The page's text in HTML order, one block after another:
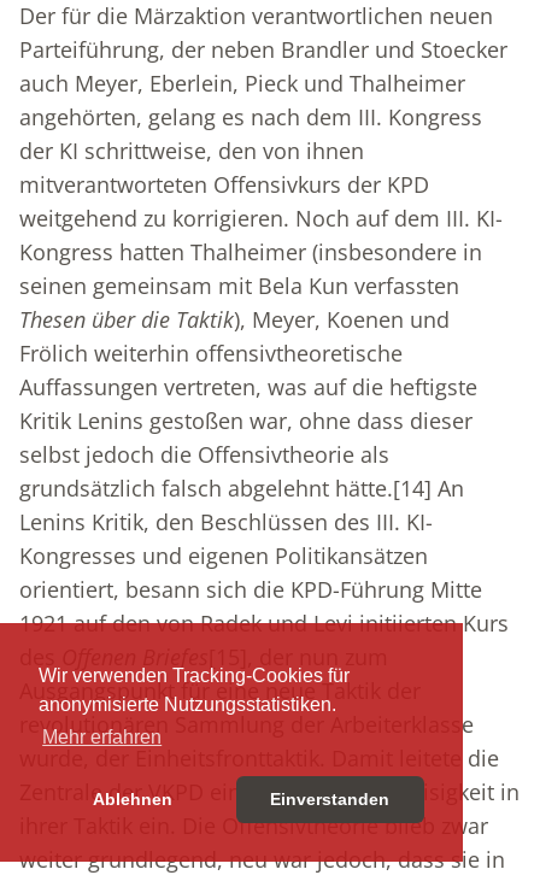
Wir verwenden Tracking-Cookies für
anonymisierte Nutzungsstatistiken.
Mehr erfahren
Ablehnen Einverstanden
Der für die Märzaktion verantwortlichen neuen
Parteiführung, der neben Brandler und Stoecker
auch Meyer, Eberlein, Pieck und Thalheimer
angehörten, gelang es nach dem III. Kongress
der KI schrittweise, den von ihnen
mitverantworteten Offensivkurs der KPD
weitgehend zu korrigieren. Noch auf dem III. KI-
Kongress hatten Thalheimer (insbesondere in
seinen gemeinsam mit Bela Kun verfassten
Thesen über die Taktik), Meyer, Koenen und
Frölich weiterhin offensivtheoretische
Auffassungen vertreten, was auf die heftigste
Kritik Lenins gestoßen war, ohne dass dieser
selbst jedoch die Offensivtheorie als
grundsätzlich falsch abgelehnt hätte.[14] An
Lenins Kritik, den Beschlüssen des III. KI-
Kongresses und eigenen Politikansätzen
orientiert, besann sich die KPD-Führung Mitte
1921 auf den von Radek und Levi initiierten Kurs
Ausgangspunkt für eine neue Taktik der
revolutionären Sammlung der Arbeiterklasse
wurde, der Einheitsfronttaktik. Damit leitete die
Zentrale der VKPD eine gewisse Zweigleisigkeit in
ihrer Taktik ein. Die Offensivtheorie blieb zwar
weiter grundlegend, neu war jedoch, dass sie in